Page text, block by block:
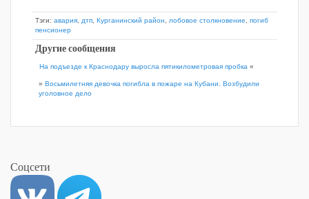
Тэги: авария дтп Курганинский район лобовое столкновение
погиб
пенсионер
Другие сообщения
На подъезде к Краснодару выросла пятикилометровая пробка «
» Восьмилетняя девочка погибла в пожаре на Кубани. Возбудили
уголовное дело
Соцсети